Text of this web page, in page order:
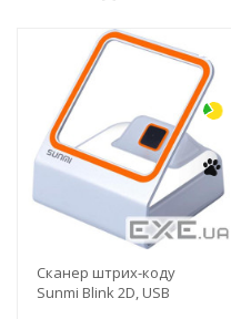
-3%
Сканер штрих-коду
Sunmi Blink 2D, USB